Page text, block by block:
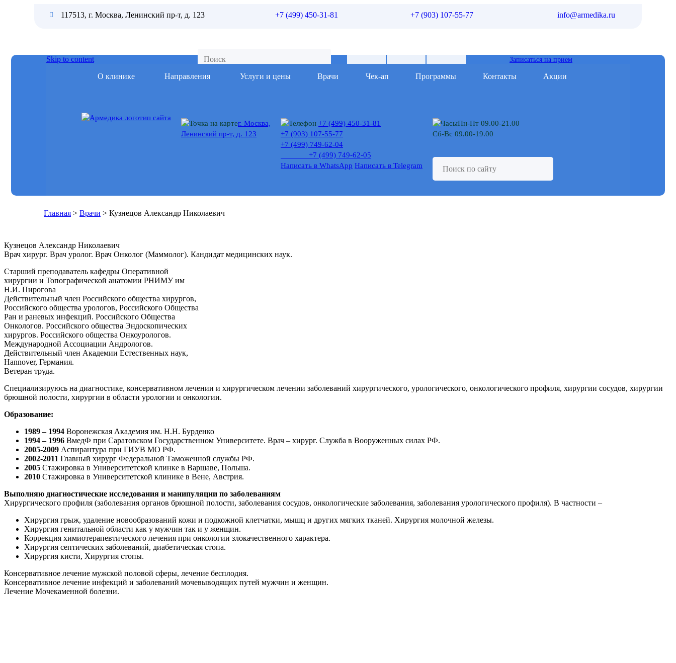
117513, г. Москва, Ленинский пр-т, д. 123 +7 (499) 450-31-81 +7 (903) 107-55-77 info@armedika.ru
Записаться на прием
Skip to content
О клинике
Направления Услуги и цены Врачи Чек-ап Программы Контакты Акции
г. Москва,
Ленинский пр-т, д. 123
+7 (499) 450-31-81
+7 (903) 107-55-77
+7 (499) 749-62-04
+7 (499) 749-62-05
Написать в WhatsApp Написать в Telegram
Пн-Пт 09.00-21.00
Сб-Вс 09.00-19.00
Главная > Врачи > Кузнецов Александр Николаевич
Кузнецов Александр Николаевич
Врач хирург. Врач уролог. Врач Онколог (Маммолог). Кандидат медицинских наук.
Старший преподаватель кафедры Оперативной
хирургии и Топографической анатомии РНИМУ им
Н.И. Пирогова
Действительный член Российского общества хирургов,
Российского общества урологов, Российского Общества
Ран и раневых инфекций. Российского Общества
Онкологов. Российского общества Эндоскопических
хирургов. Российского общества Онкоурологов.
Международной Ассоциации Андрологов.
Действительный член Академии Естественных наук,
Hannover, Германия.
Ветеран труда.
Специализируюсь на диагностике, консервативном лечении и хирургическом лечении заболеваний хирургического, урологического, онкологического профиля, хирургии сосудов, хирургии
брюшной полости, хирургии в области урологии и онкологии.
Образование:
1989 – 1994 Воронежская Академия им. Н.Н. Бурденко
1994 – 1996 ВмедФ при Саратовском Государственном Университете. Врач – хирург. Служба в Вооруженных силах РФ.
2005-2009 Аспирантура при ГИУВ МО РФ.
2002-2011 Главный хирург Федеральной Таможенной службы РФ.
2005 Стажировка в Университетской клинке в Варшаве, Польша.
2010 Стажировка в Университетской клинике в Вене, Австрия.
Выполняю диагностические исследования и манипуляции по заболеваниям
Хирургического профиля (заболевания органов брюшной полости, заболевания сосудов, онкологические заболевания, заболевания урологического профиля). В частности –
Хирургия грыж, удаление новообразований кожи и подкожной клетчатки, мышц и других мягких тканей. Хирургия молочной железы.
Хирургия генитальной области как у мужчин так и у женщин.
Коррекция химиотерапевтического лечения при онкологии злокачественного характера.
Хирургия септических заболеваний, диабетическая стопа.
Хирургия кисти, Хирургия стопы.
Консервативное лечение мужской половой сферы, лечение бесплодия.
Консервативное лечение инфекций и заболеваний мочевыводящих путей мужчин и женщин.
Лечение Мочекаменной болезни.